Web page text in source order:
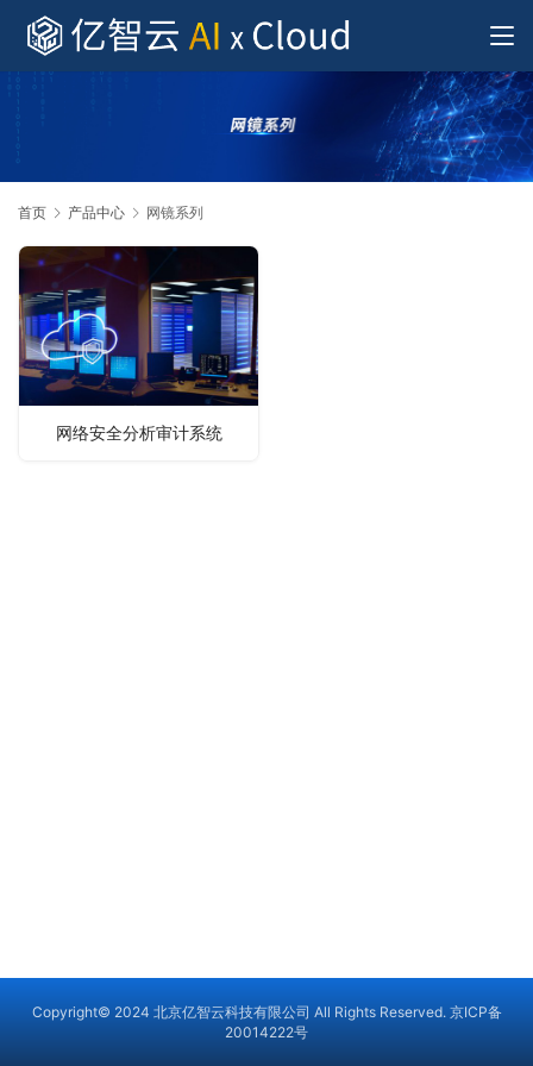
首页 产品中心 网镜系列
网络安全分析审计系统
Copyright© 2024 北京亿智云科技有限公司 All Rights Reserved. 京ICP备
20014222号